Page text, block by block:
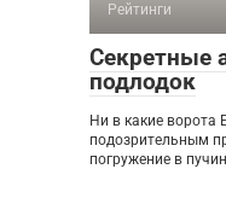
Рейтинги
Секретные
подлодок
Ни в какие ворота
подозрительным
погружение в